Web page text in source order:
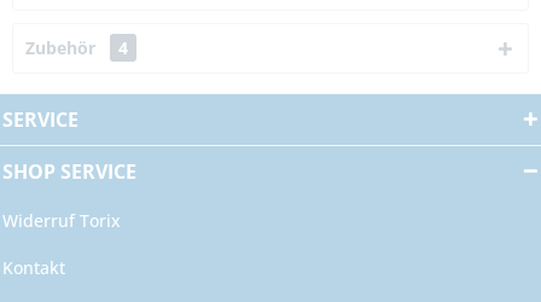
Zubehör 4
SERVICE
SHOP SERVICE
Widerruf Torix
Kontakt